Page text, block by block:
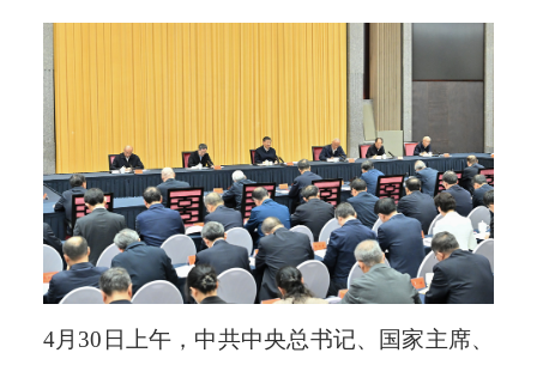
4月30日上午，中共中央总书记、国家主席、